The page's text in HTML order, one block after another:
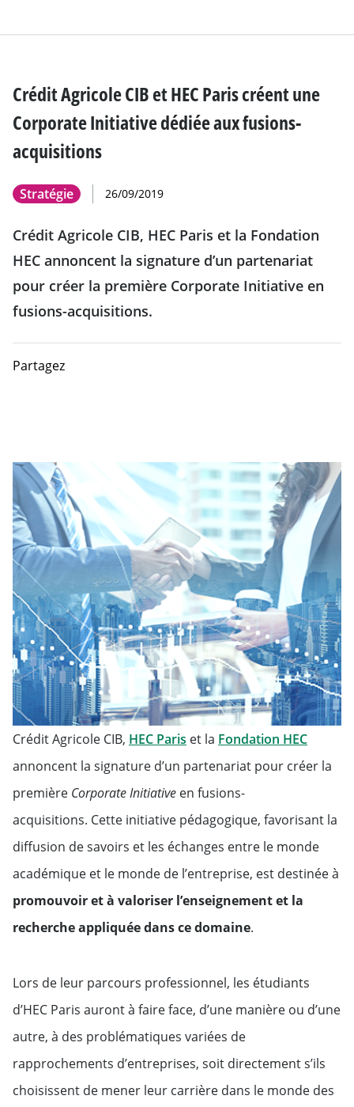
Crédit Agricole CIB et HEC Paris créent une
Corporate Initiative dédiée aux fusions-
acquisitions
Stratégie 26/09/2019
Crédit Agricole CIB, HEC Paris et la Fondation
HEC annoncent la signature d’un partenariat
pour créer la première Corporate Initiative en
fusions-acquisitions.
Partagez
Crédit Agricole CIB, HEC Paris et la Fondation HEC
annoncent la signature d’un partenariat pour créer la
première Corporate Initiative en fusions-
acquisitions. Cette initiative pédagogique, favorisant la
diffusion de savoirs et les échanges entre le monde
académique et le monde de l’entreprise, est destinée à
promouvoir et à valoriser l’enseignement et la
recherche appliquée dans ce domaine.
Lors de leur parcours professionnel, les étudiants
d’HEC Paris auront à faire face, d’une manière ou d’une
autre, à des problématiques variées de
rapprochements d’entreprises, soit directement s’ils
choisissent de mener leur carrière dans le monde des